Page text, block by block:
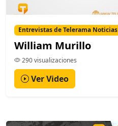
Entrevistas de Telerama Noticias
William Murillo
290 visualizaciones
Ver Video